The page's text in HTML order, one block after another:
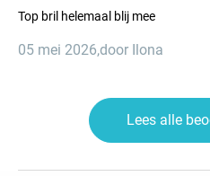
Top bril helemaal blij mee
05 mei 2026,door Ilona
Lees alle